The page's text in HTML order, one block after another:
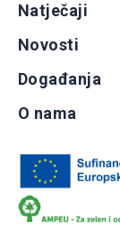
Natječaji
Novosti
Događanja
O nama